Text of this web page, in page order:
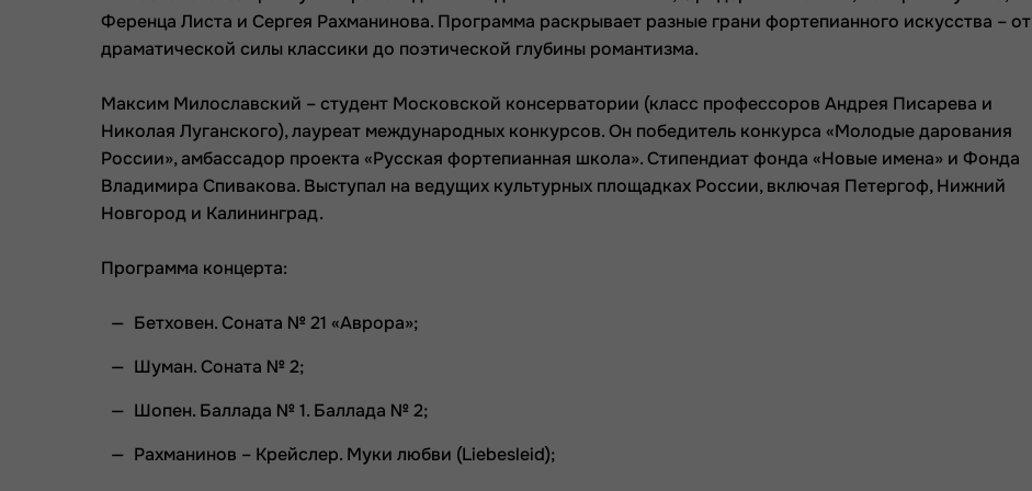
Ференца Листа и Сергея Рахманинова. Программа раскрывает разные грани фортепианного искусства – от
драматической силы классики до поэтической глубины романтизма.
Максим Милославский – студент Московской консерватории (класс профессоров Андрея Писарева и
Николая Луганского), лауреат международных конкурсов. Он победитель конкурса «Молодые дарования
России», амбассадор проекта «Русская фортепианная школа».Стипендиат фонда «Новые имена» и Фонда
Владимира Спивакова. Выступал на ведущих культурных площадках России, включая Петергоф, Нижний
Новгород и Калининград.
Программа концерта:
Бетховен. Соната № 21 «Аврора»;
Шуман. Соната № 2;
Шопен. Баллада № 1. Баллада № 2;
Рахманинов – Крейслер. Муки любви (Liebesleid);